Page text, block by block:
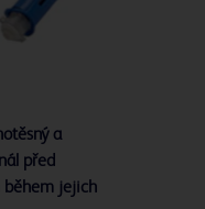
a
před
během jejich